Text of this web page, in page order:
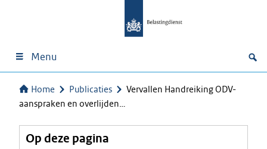
Menu
Home Publicaties
Vervallen Handreiking ODV-
aanspraken en overlijden…
Op deze pagina